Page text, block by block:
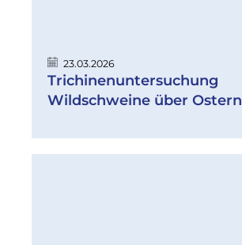
23.03.2026
Trichinenuntersuchung
Wildschweine über Ostern